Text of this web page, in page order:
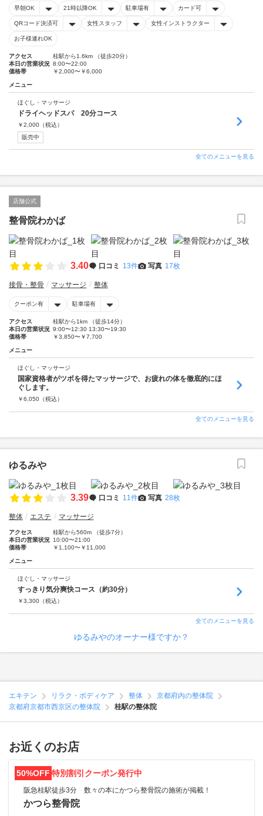
早朝OK 21時以降OK 駐車場有 カード可
QRコード決済可 女性スタッフ 女性インストラクター
お子様連れOK
アクセス
桂駅から1.6km （徒歩20分）
本日の営業状況 8:00〜22:00
価格帯
￥2,000〜￥6,000
メニュー
ほぐし・マッサージ
ドライヘッドスパ 20分コース
￥2,000 （税込）
販売中
全てのメニューを見る
店舗公式
整骨院わかば
3.40 口コミ 13件 写真 17枚
接骨・整骨 マッサージ 整体
クーポン有 駐車場有
アクセス
桂駅から1km （徒歩14分）
本日の営業状況 9:00〜12:30 13:30〜19:30
価格帯
￥3,850〜￥7,700
メニュー
ほぐし・マッサージ
国家資格者がツボを得たマッサージで、お疲れの体を徹底的にほ
ぐします。
￥6,050 （税込）
全てのメニューを見る
ゆるみや
3.39 口コミ 11件 写真 28枚
整体 エステ マッサージ
アクセス
桂駅から560m （徒歩7分）
本日の営業状況 10:00〜21:00
価格帯
￥1,100〜￥11,000
メニュー
ほぐし・マッサージ
すっきり気分爽快コース（約30分）
￥3,300 （税込）
全てのメニューを見る
ゆるみやのオーナー様ですか？
エキテン リラク・ボディケア 整体
京都府内の整体院
京都府京都市西京区の整体院
桂駅の整体院
お近くのお店
50%OFF 特別割引クーポン発行中
阪急桂駅徒歩3分 数々の本にかつら整骨院の施術が掲載！
かつら整骨院